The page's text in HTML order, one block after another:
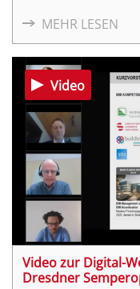
MEHR LESEN
Video
Video zur Digital-
Dresdner